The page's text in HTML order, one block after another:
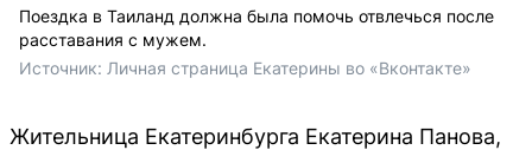
Поездка в Таиланд должна была помочь отвлечься после
расставания с мужем.
Источник: Личная страница Екатерины во «Вконтакте»
Жительница Екатеринбурга Екатерина Панова,